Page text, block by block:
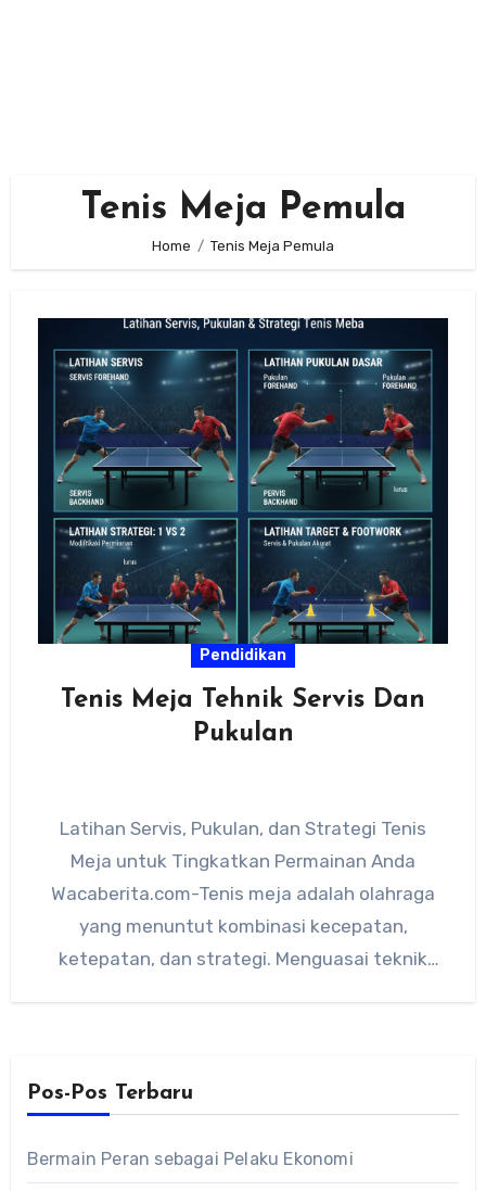
Tenis Meja Pemula
Home Tenis Meja Pemula
Pendidikan
Tenis Meja Tehnik Servis Dan
Pukulan
Latihan Servis, Pukulan, dan Strategi Tenis
Meja untuk Tingkatkan Permainan Anda
Wacaberita.com-Tenis meja adalah olahraga
yang menuntut kombinasi kecepatan,
ketepatan, dan strategi. Menguasai teknik
Pos-Pos Terbaru
Bermain Peran sebagai Pelaku Ekonomi